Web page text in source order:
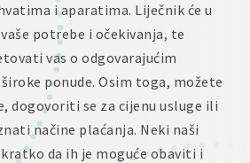
i aparatima. Liječnik će u
potrebe i očekivanja, te
vas o odgovarajućim
ponude. Osim toga, možete
dogovoriti se za cijenu usluge ili
načine plaćanja. Neki naši
da ih je moguće obaviti i